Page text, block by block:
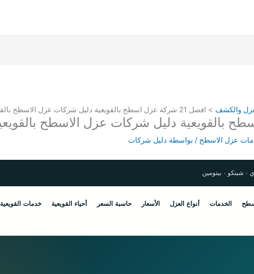
والكشف افضل 21 شركة عزل اسطح بالقويعية دليل شركات عزل الاسطح بالقويعية
عزل الاسطح / بواسطة دليل شركات
· شينكو · بيتومين
الخدمات أنواع العزل الأسعار حاسبة السعر أحياء القويعية خدمات القويعية